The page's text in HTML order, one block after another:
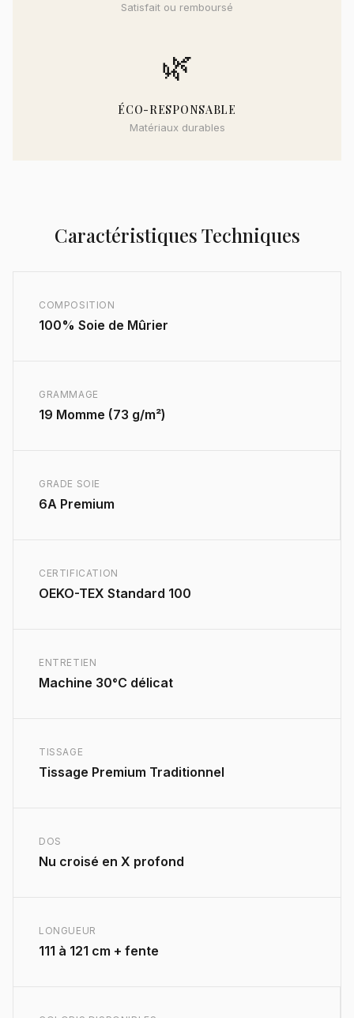
Satisfait ou remboursé
🌿
ÉCO-RESPONSABLE
Matériaux durables
Caractéristiques Techniques
COMPOSITION
100% Soie de Mûrier
GRAMMAGE
19 Momme (73 g/m²)
GRADE SOIE
6A Premium
CERTIFICATION
OEKO-TEX Standard 100
ENTRETIEN
Machine 30°C délicat
TISSAGE
Tissage Premium Traditionnel
DOS
Nu croisé en X profond
LONGUEUR
111 à 121 cm + fente